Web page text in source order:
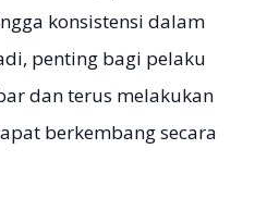
konsistensi dalam
penting bagi pelaku
dan terus melakukan
berkembang secara